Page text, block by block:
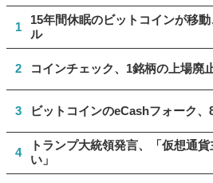
1
15年間休眠のビットコインが移
ル
2 コインチェック、1銘柄の上場廃
3 ビットコインのeCashフォーク
4
トランプ大統領発言、「仮想通
い」